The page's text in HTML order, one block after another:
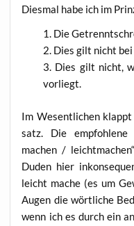
Dies­mal habe ich im
Die
Dies gilt nicht
Dies gilt nicht,
vorliegt.
Im Wesent­li­chen
satz. Die
machen /
Duden hier
leicht mache (es um
Augen die wört­li­che
wenn ich es durch ein